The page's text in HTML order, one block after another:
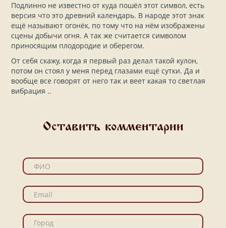
Подлинно не известно от куда пошёл этот символ, есть
версия что это древний календарь. В народе этот знак
ещё называют огонёк, по тому что на нём изображены
сцены добычи огня. А так же считается символом
приносящим плодородие и оберегом.
От себя скажу, когда я первый раз делал такой кулон,
потом он стоял у меня перед глазами ещё сутки. Да и
вообще все говорят от него так и веет какая то светлая
вибрация ..
Оставить комментарии